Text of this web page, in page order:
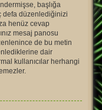
başlığa
defa düzenlediğinizi
henüz cevap
mesaj panosu
de bu metin
dair
kullanıcılar herhangi